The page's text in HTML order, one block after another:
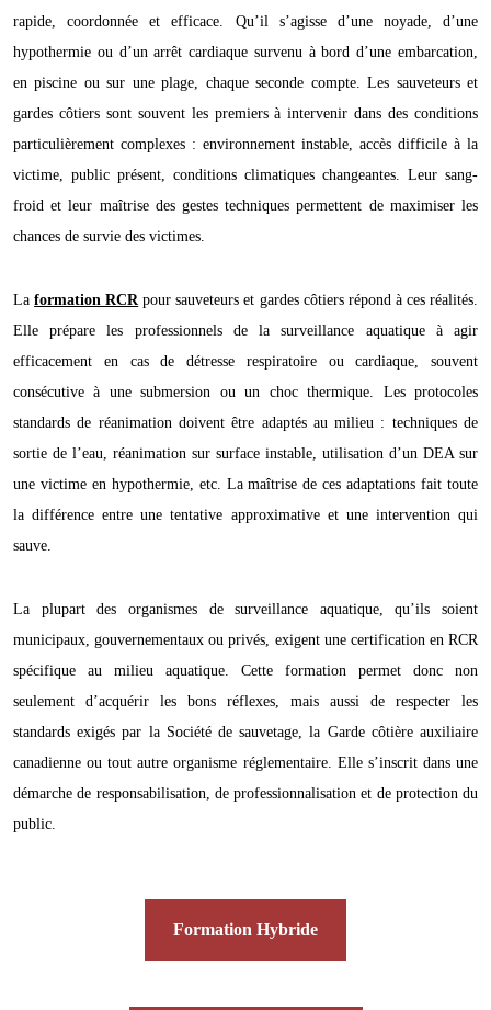
rapide, coordonnée et efficace. Qu’il s’agisse d’une noyade, d’une
hypothermie ou d’un arrêt cardiaque survenu à bord d’une embarcation,
en piscine ou sur une plage, chaque seconde compte. Les sauveteurs et
gardes côtiers sont souvent les premiers à intervenir dans des conditions
particulièrement complexes : environnement instable, accès difficile à la
victime, public présent, conditions climatiques changeantes. Leur sang-
froid et leur maîtrise des gestes techniques permettent de maximiser les
chances de survie des victimes.
Laformation RCR pour sauveteurs et gardes côtiers répond à ces réalités.
Elle prépare les professionnels de la surveillance aquatique à agir
efficacement en cas de détresse respiratoire ou cardiaque, souvent
consécutive à une submersion ou un choc thermique. Les protocoles
standards de réanimation doivent être adaptés au milieu : techniques de
sortie de l’eau, réanimation sur surface instable, utilisation d’un DEA sur
une victime en hypothermie, etc. La maîtrise de ces adaptations fait toute
la différence entre une tentative approximative et une intervention qui
sauve.
La plupart des organismes de surveillance aquatique, qu’ils soient
municipaux, gouvernementaux ou privés, exigent une certification en RCR
spécifique au milieu aquatique. Cette formation permet donc non
seulement d’acquérir les bons réflexes, mais aussi de respecter les
standards exigés par la Société de sauvetage, la Garde côtière auxiliaire
canadienne ou tout autre organisme réglementaire. Elle s’inscrit dans une
démarche de responsabilisation, de professionnalisation et de protection du
public.
Formation Hybride